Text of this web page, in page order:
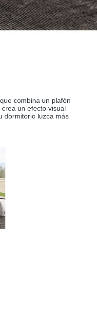
combina un plafón
un efecto visual
dormitorio luzca más